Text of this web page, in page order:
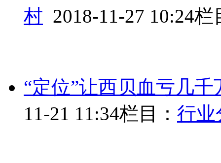
村 2018-11-27 10:24栏
“定位”让西贝血亏几
11-21 11:34栏目： 行业